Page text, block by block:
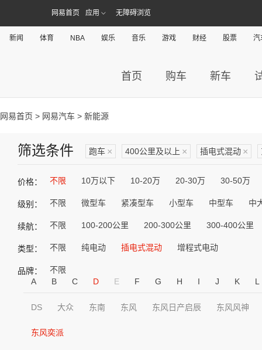
网易首页 应用 无障碍浏览
新闻 体育 NBA 娱乐 音乐 游戏 财经 股票 汽
首页 购车 新车
网易首页 > 网易汽车 > 新能源
筛选条件 跑车 × 400公里及以上 × 插电式混动 ×
价格： 不限 10万以下 10-20万 20-30万 30-50万
级别： 不限 微型车 紧凑型车 小型车 中型车 中
续航： 不限 100-200公里 200-300公里 300-400公里
类型： 不限 纯电动 插电式混动 增程式电动
品牌：
不限
A
B C D E F G H I J K L
DS 大众 东南 东风 东风日产启辰 东风风神
东风奕派